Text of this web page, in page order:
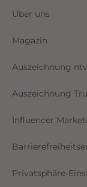
Über uns
Magazin
Auszeichnung ntv
Auszeichnung
Influencer
Privatsphäre-